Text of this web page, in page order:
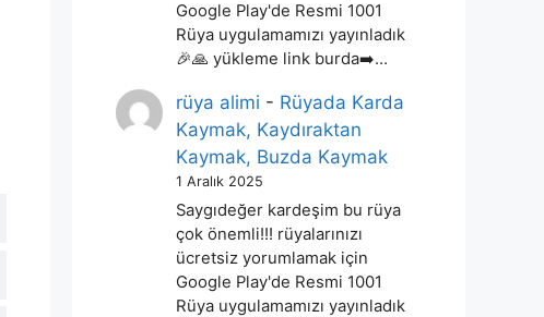
Google Play'de Resmi 1001
Rüya uygulamamızı yayınladık
🎉🙏 yükleme link burda➡️…
rüya alimi - Rüyada Karda
Kaymak, Kaydıraktan
Kaymak, Buzda Kaymak
1 Aralık 2025
Saygıdeğer kardeşim bu rüya
çok önemli!!! rüyalarınızı
ücretsiz yorumlamak için
Google Play'de Resmi 1001
Rüya uygulamamızı yayınladık